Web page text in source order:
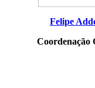
Felipe
Coordenação